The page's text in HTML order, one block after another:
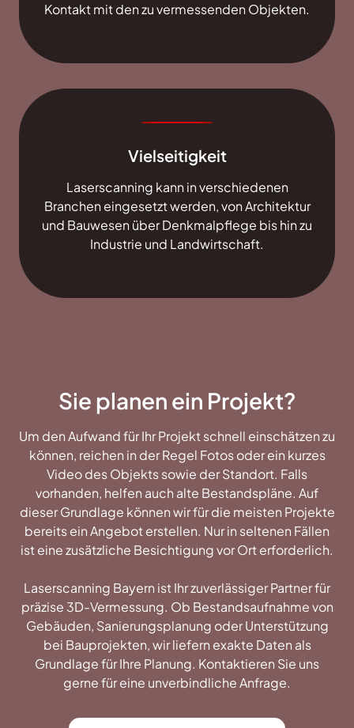
Kontakt mit den zu vermessenden Objekten.
Vielseitigkeit
Laserscanning kann in verschiedenen
Branchen eingesetzt werden, von Architektur
und Bauwesen über Denkmalpflege bis hin zu
Industrie und Landwirtschaft.
Sie planen ein Projekt?
Um den Aufwand für Ihr Projekt schnell einschätzen zu
können, reichen in der Regel Fotos oder ein kurzes
Video des Objekts sowie der Standort. Falls
vorhanden, helfen auch alte Bestandspläne. Auf
dieser Grundlage können wir für die meisten Projekte
bereits ein Angebot erstellen. Nur in seltenen Fällen
ist eine zusätzliche Besichtigung vor Ort erforderlich.
Laserscanning Bayern ist Ihr zuverlässiger Partner für
präzise 3D-Vermessung. Ob Bestandsaufnahme von
Gebäuden, Sanierungsplanung oder Unterstützung
bei Bauprojekten, wir liefern exakte Daten als
Grundlage für Ihre Planung. Kontaktieren Sie uns
gerne für eine unverbindliche Anfrage.